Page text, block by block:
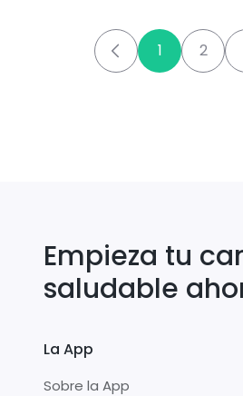
1 2
Empieza tu
saludable
La App
Sobre la App